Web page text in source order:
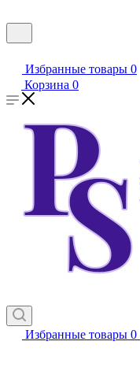
Избранные товары 0
Корзина 0
Избранные товары 0